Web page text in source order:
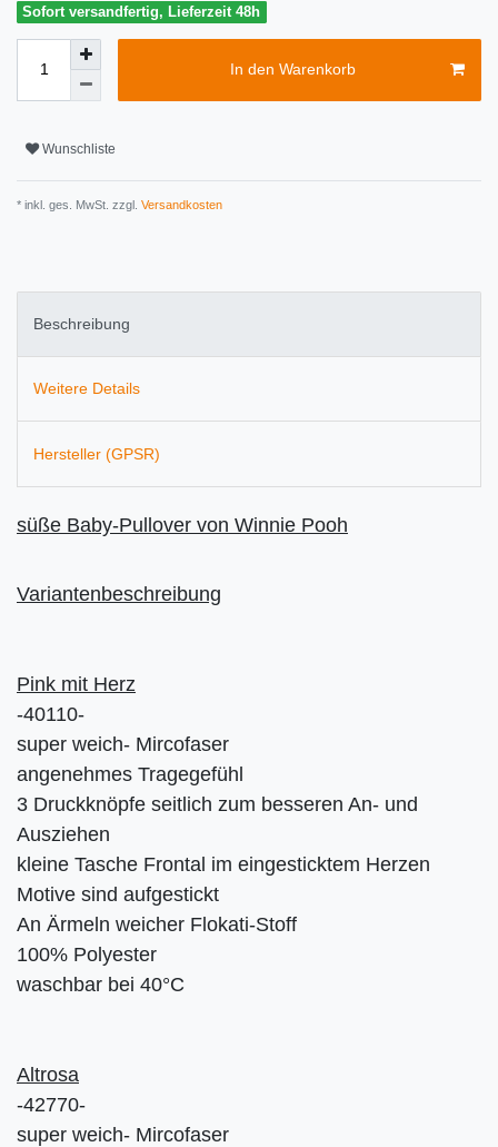
Sofort versandfertig, Lieferzeit 48h
In den Warenkorb
Wunschliste
* inkl. ges. MwSt. zzgl. Versandkosten
Beschreibung
Weitere Details
Hersteller (GPSR)
süße Baby-Pullover von Winnie Pooh
Variantenbeschreibung
Pink mit Herz
-40110-
super weich- Mircofaser
angenehmes Tragegefühl
3 Druckknöpfe seitlich zum besseren An- und
Ausziehen
kleine Tasche Frontal im eingesticktem Herzen
Motive sind aufgestickt
An Ärmeln weicher Flokati-Stoff
100% Polyester
waschbar bei 40°C
Altrosa
-42770-
super weich- Mircofaser